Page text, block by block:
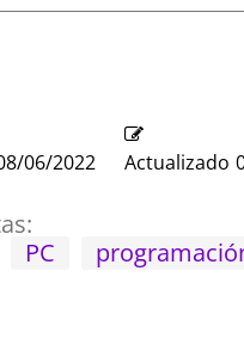
06/2022 Actualizado
PC